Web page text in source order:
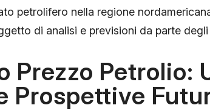
petrolifero nella regione
di analisi e previsioni da parte
Prezzo Petrolio:
Prospettive